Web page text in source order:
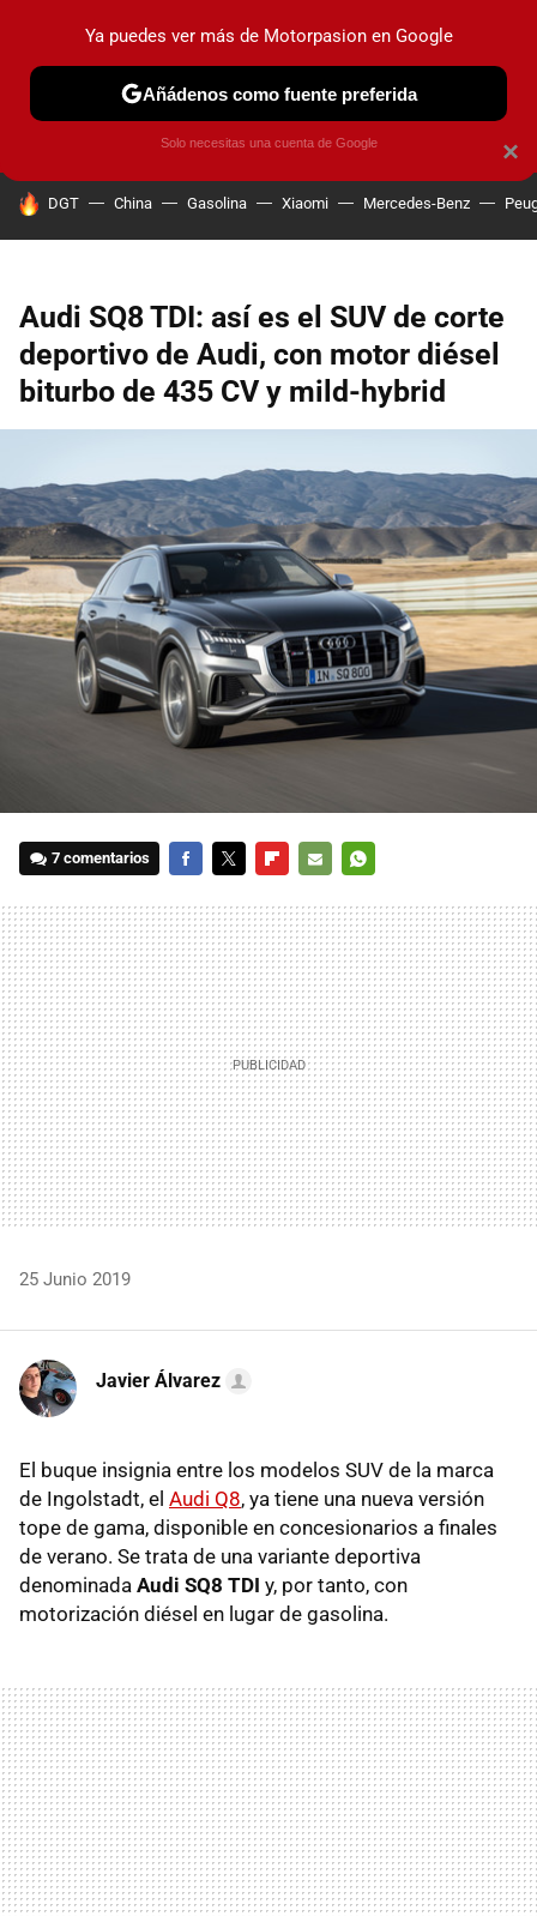
PRUEBAS COCHES ELÉCTRICOS OBSERVATORIO
HOY SE HABLA DE
DGT China Gasolina Xiaomi Mercedes-Benz
Audi SQ8 TDI: así es el SUV de corte
deportivo de Audi, con motor diésel
biturbo de 435 CV y mild-hybrid
7 comentarios
MAIL
25 Junio 2019
Javier Álvarez
El buque insignia entre los modelos SUV de la marca
de Ingolstadt, el Audi Q8, ya tiene una nueva versión
tope de gama, disponible en concesionarios a finales
de verano. Se trata de una variante deportiva
denominada Audi SQ8 TDI y, por tanto, con
motorización diésel en lugar de gasolina.
×
Ya puedes ver más de Motorpasion en Google
Añádenos como fuente preferida
Solo necesitas una cuenta de Google